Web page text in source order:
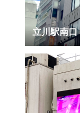
立川駅南口